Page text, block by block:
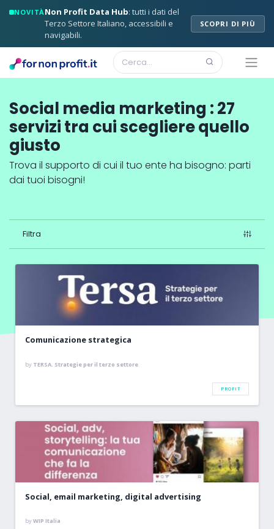
NOVITÀNon Profit Data Hub: tutti i dati del
Terzo Settore Italiano, accessibili e
navigabili.
SCOPRI DI PIÙ
Social media marketing :27
servizitra cui scegliere quello
giusto
Trova il supporto di cui il tuo ente ha bisogno: parti
dai tuoi bisogni!
Filtra
Comunicazione strategica
by TERSA. Strategie per il terzo settore
PROFIT
Social, email marketing, digital advertising
byWIP Italia